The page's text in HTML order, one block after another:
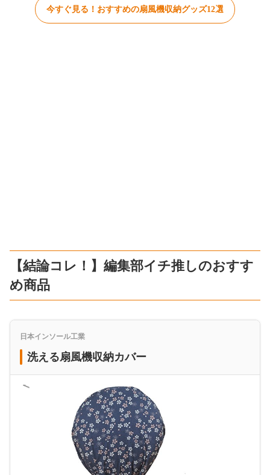
今すぐ見る！おすすめの扇風機収納グッズ12選
【結論コレ！】編集部イチ推しのおすす
め商品
日本インソール工業
洗える扇風機収納カバー
＜